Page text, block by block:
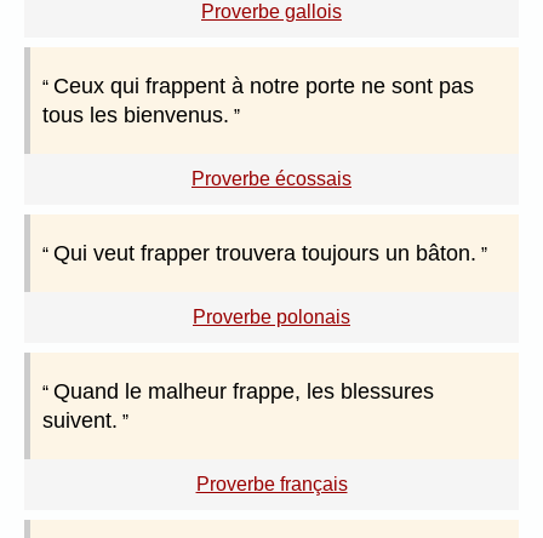
Proverbe gallois
Ceux qui frappent à notre porte ne sont pas
tous les bienvenus.
Proverbe écossais
Qui veut frapper trouvera toujours un bâton.
Proverbe polonais
Quand le malheur frappe, les blessures
suivent.
Proverbe français